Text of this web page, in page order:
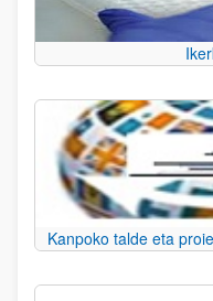
Kanpoko talde eta